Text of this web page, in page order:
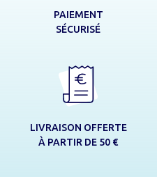
PAIEMENT
SÉCURISÉ
LIVRAISON OFFERTE
À PARTIR DE 50 €